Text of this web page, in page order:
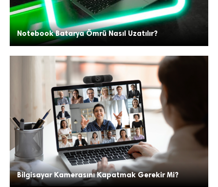
Notebook Batarya Ömrü Nasıl Uzatılır?
Bilgisayar Kamerasını Kapatmak Gerekir Mi?